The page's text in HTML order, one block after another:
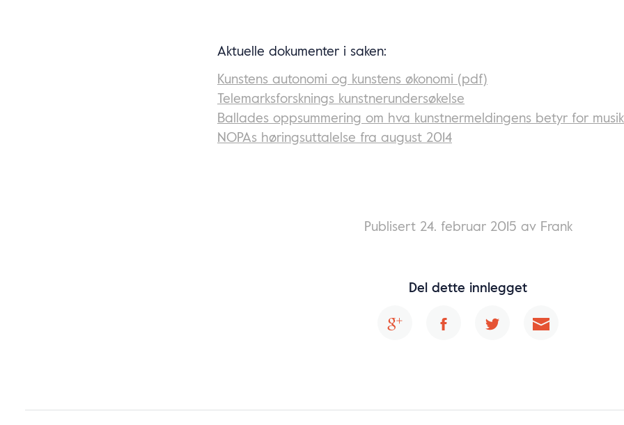
Aktuelle dokumenter i saken:
Kunstens autonomi og kunstens økonomi (pdf)
Telemarksforsknings kunstnerundersøkelse
Ballades oppsummering om hva kunstnermeldingens betyr for
NOPAs høringsuttalelse fra august 2014
Publisert 24. februar 2015 av Frank
Del dette innlegget